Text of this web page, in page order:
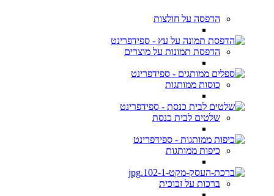
הדפסה על חולצות
הדפסת תמונות על מוצרים
כוסות ממותגות
שלטים לבית כנסת
כיפות ממותגות
ברכות על זכוכית